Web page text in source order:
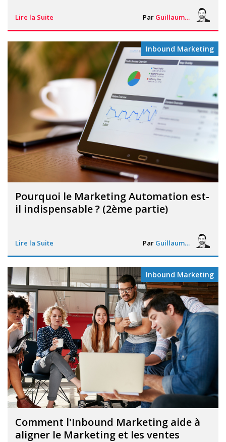
Lire la Suite Par Guillaume Vigneron
Pourquoi le Marketing Automation est-
il indispensable ? (2ème partie)
Lire la Suite Par Guillaume Vigneron
Inbound Marketing
Comment l'Inbound Marketing aide à
aligner le Marketing et les ventes
Inbound Marketing